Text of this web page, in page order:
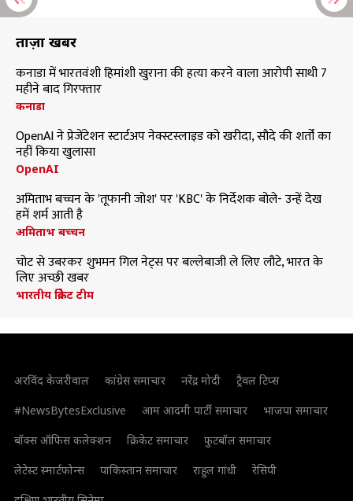
ताज़ा खबरें
कनाडा में भारतवंशी हिमांशी खुराना की हत्या करने वाला आरोपी साथी 7
महीने बाद गिरफ्तार
कनाडा
OpenAI ने प्रेजेंटेशन स्टार्टअप नेक्स्टस्लाइड को खरीदा, सौदे की शर्तों का
नहीं किया खुलासा
OpenAI
अमिताभ बच्चन के 'तूफानी जोश' पर 'KBC' के निर्देशक बोले- उन्हें देख
हमें शर्म आती है
अमिताभ बच्चन
चोट से उबरकर शुभमन गिल नेट्स पर बल्लेबाजी ले लिए लौटे, भारत के
लिए अच्छी खबर
भारतीय क्रिकेट टीम
अरविंद केजरीवाल कांग्रेस समाचार नरेंद्र मोदी
ट्रैवल टिप्स
#NewsBytesExclusive
आम आदमी पार्टी समाचार
भाजपा समाचार
बॉक्स ऑफिस कलेक्शन
क्रिकेट समाचार
फुटबॉल समाचार
लेटेस्ट स्मार्टफोन्स
पाकिस्तान समाचार राहुल गांधी
रेसिपी